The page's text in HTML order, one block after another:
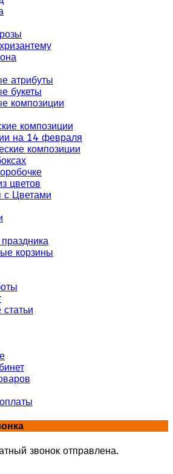
атрибуты
букеты
композиции
композиции
на 14 февраля
композиции
цветов
с Цветами
корзины
звонок отправлена.